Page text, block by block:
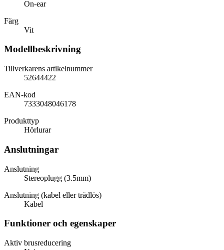
On-ear
Färg
Vit
Modellbeskrivning
Tillverkarens artikelnummer
52644422
EAN-kod
7333048046178
Produkttyp
Hörlurar
Anslutningar
Anslutning
Stereoplugg (3.5mm)
Anslutning (kabel eller trådlös)
Kabel
Funktioner och egenskaper
Aktiv brusreducering